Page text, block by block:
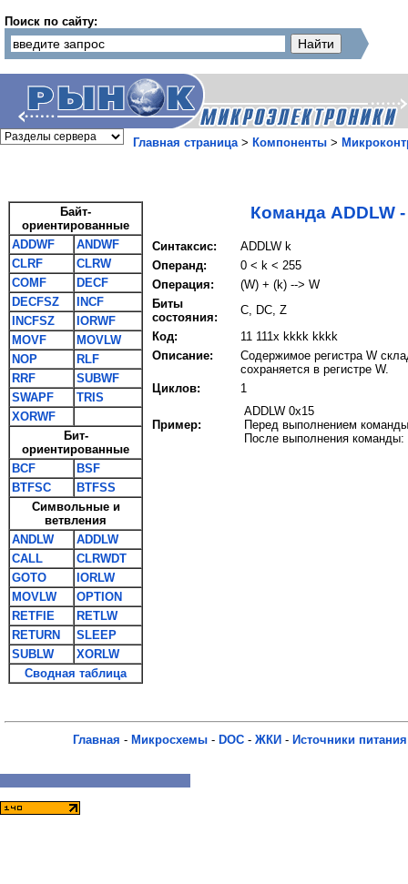
Поиск по сайту:
Главная страница> Компоненты >
Байт-
ориентированные
ADDWF
ANDWF
CLRF
CLRW
COMF
DECF
DECFSZ
INCF
INCFSZ
IORWF
MOVF
MOVLW
NOP
RLF
RRF
SUBWF
SWAPF
TRIS
XORWF
Бит-
ориентированные
BCF
BSF
BTFSC
BTFSS
Символьные и
ветвления
ANDLW
ADDLW
CALL
CLRWDT
GOTO
IORLW
MOVLW
OPTION
RETFIE
RETLW
RETURN
SLEEP
SUBLW
XORLW
Сводная таблица
Команда ADDLW
Синтаксис:
ADDLW k
Операнд:
0 < k < 255
Операция:
(W) + (k) --> W
Биты
состояния:
C, DC, Z
Код:
11 111х kkkk kkkk
Описание:
Содержимое регистра W
сохраняется в регистре W.
Циклов:
1
Пример:
ADDLW 0x15
Перед выполнением
После выполнения команды:
Главная - Микросхемы - DOC - ЖКИ - Источники питания